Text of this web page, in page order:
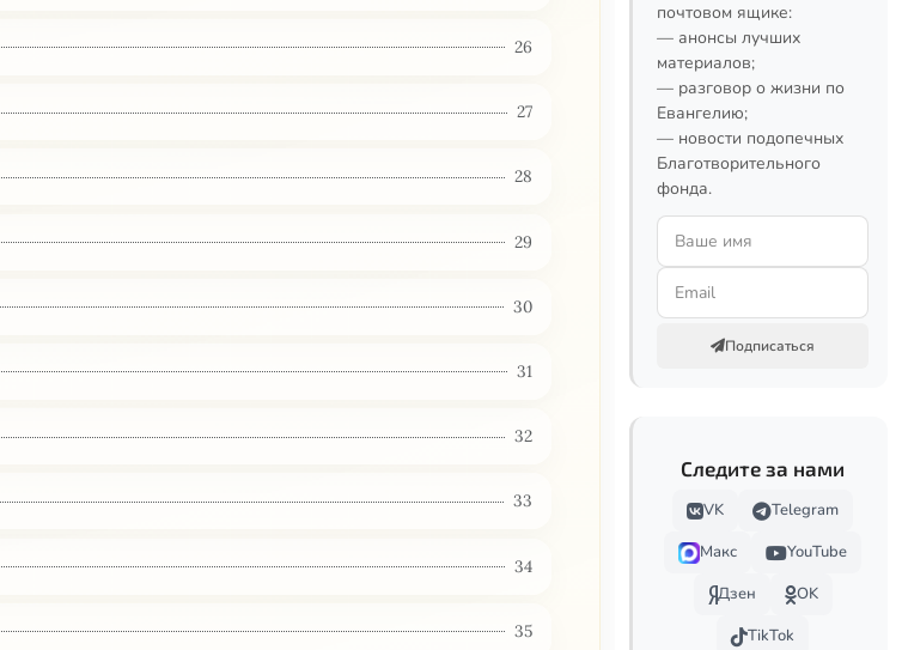
26
27
28
29
30
31
32
33
34
35
почтовом ящике:
— анонсы лучших
материалов;
— разговор о жизни по
Евангелию;
— новости подопечных
Благотворительного
фонда.
Подписаться
Следите за нами
VK
Telegram
Макс
YouTube
Дзен
OK
TikTok